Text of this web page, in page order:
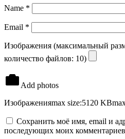
Name *
Email *
Изображения (максимальный
количество файлов: 10)
Add photos
Изображенияmax size:5120 KB
Сохранить моё имя, email и
последующих моих